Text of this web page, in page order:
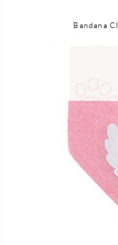
Bandana